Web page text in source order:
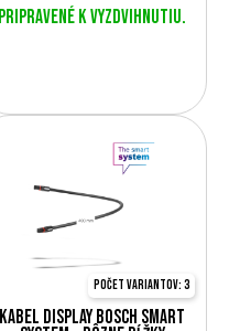
Pripravené k vyzdvihnutiu.
Kábel display Bosch Smart
Počet variantov: 3